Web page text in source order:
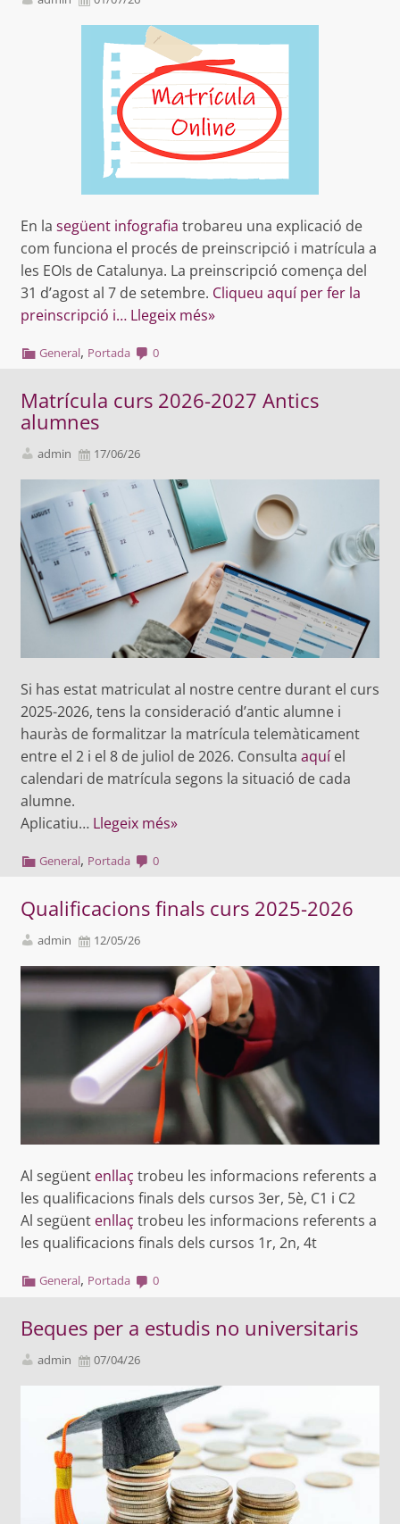
En la següent infografia trobareu una explicació de
com funciona el procés de preinscripció i matrícula a
les EOIs de Catalunya. La preinscripció comença del
31 d’agost al 7 de setembre. Cliqueu aquíper fer la
preinscripció i… Llegeix més»
General, Portada 0
Matrícula curs 2026-2027 Antics
alumnes
admin 17/06/26
Si has estat matriculat al nostre centre durant el curs
2025-2026, tens la consideració d’antic alumne i
hauràs de formalitzar la matrícula telemàticament
entre el 2 i el 8 de juliol de 2026. Consulta aquíel
calendari de matrícula segons la situació de cada
alumne.
Aplicatiu… Llegeix més»
General, Portada 0
Qualificacions finals curs 2025-2026
admin 12/05/26
Al següent enllaç trobeu les informacions referents a
les qualificacions finals dels cursos 3er, 5è, C1 i C2
Al següent enllaç trobeu les informacions referents a
les qualificacions finals dels cursos 1r, 2n, 4t
General, Portada 0
Beques per a estudis no universitaris
admin 07/04/26